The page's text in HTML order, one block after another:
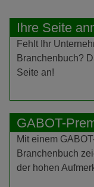
Ihre Seite
Fehlt Ihr
Branchenbuch?
Seite an!
GABOT-
Mit einem
Branchenbuch
der hohen